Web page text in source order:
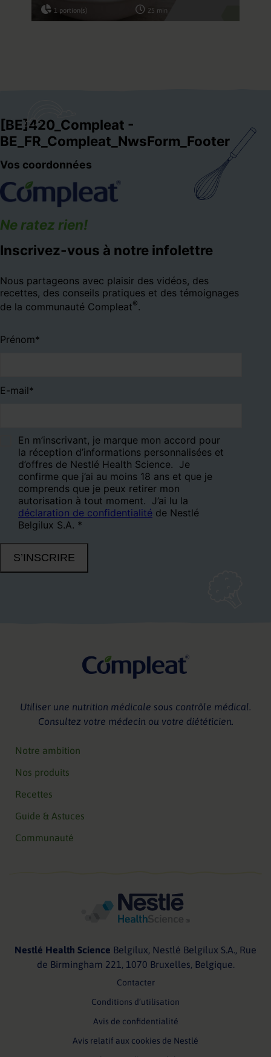
1 portion(s) 25 min
Utiliser une nutrition médicale sous contrôle médical.
Consultez votre médecin ou votre diététicien.
Notre ambition
Nos produits
Recettes
Guide & Astuces
Communauté
Nestlé Health Science Belgilux, Nestlé Belgilux S.A., Rue
de Birmingham 221, 1070 Bruxelles, Belgique.
Contacter
Conditions d’utilisation
Avis de confidentialité
Avis relatif aux cookies de Nestlé